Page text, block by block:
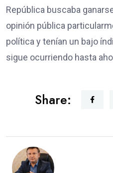
República buscaba
opinión pública
política y tenían un bajo
sigue ocurriendo hasta
Share: